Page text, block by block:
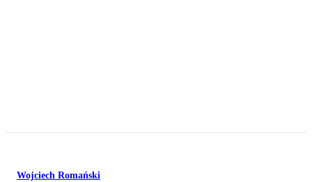
Wojciech Romański